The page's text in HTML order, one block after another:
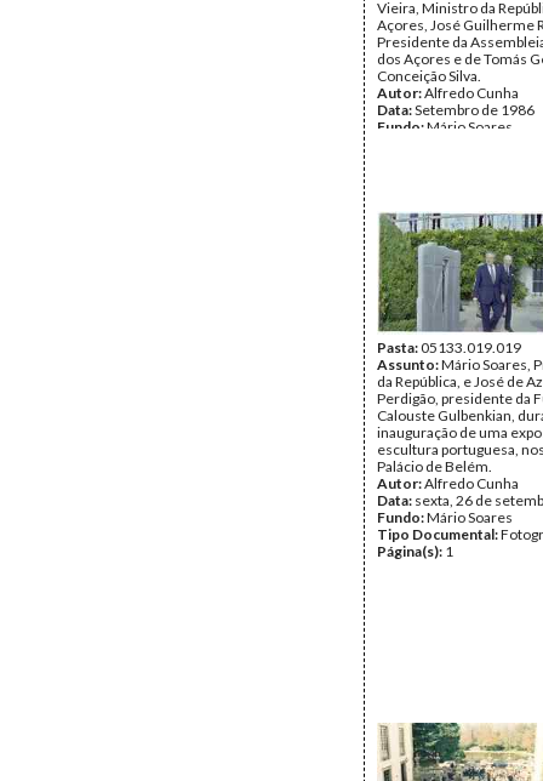
Vieira, Ministro da
Açores, José Guilherme
Presidente da
dos Açores e de Tomás
Conceição Silva.
Autor:Alfredo Cunha
Data:Setembro de 1986
Fundo:Mário Soares
Pasta:05133.019.019
Assunto:Mário Soares,
da República, e José de
Perdigão, presidente da
Calouste Gulbenkian,
inauguração de uma
escultura portuguesa,
Palácio de Belém.
Autor:Alfredo Cunha
Data: sexta, 26 de
Fundo:Mário Soares
Tipo Documental:
Página(s): 1